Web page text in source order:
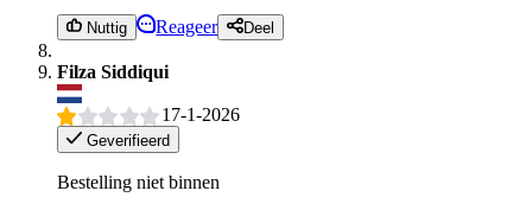
Nuttig Reageer Deel
Filza Siddiqui
17-1-2026
Geverifieerd
Bestelling niet binnen